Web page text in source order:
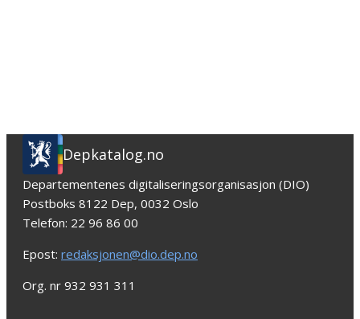
Depkatalog.no
Departementenes digitaliseringsorganisasjon (DIO)
Postboks 8122 Dep, 0032 Oslo
Telefon: 22 96 86 00
Epost: redaksjonen@dio.dep.no
Org. nr 932 931 311